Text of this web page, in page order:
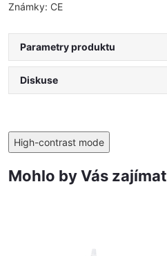
Známky: CE
Parametry produktu
Diskuse
High-contrast mode
Mohlo by Vás zajímat